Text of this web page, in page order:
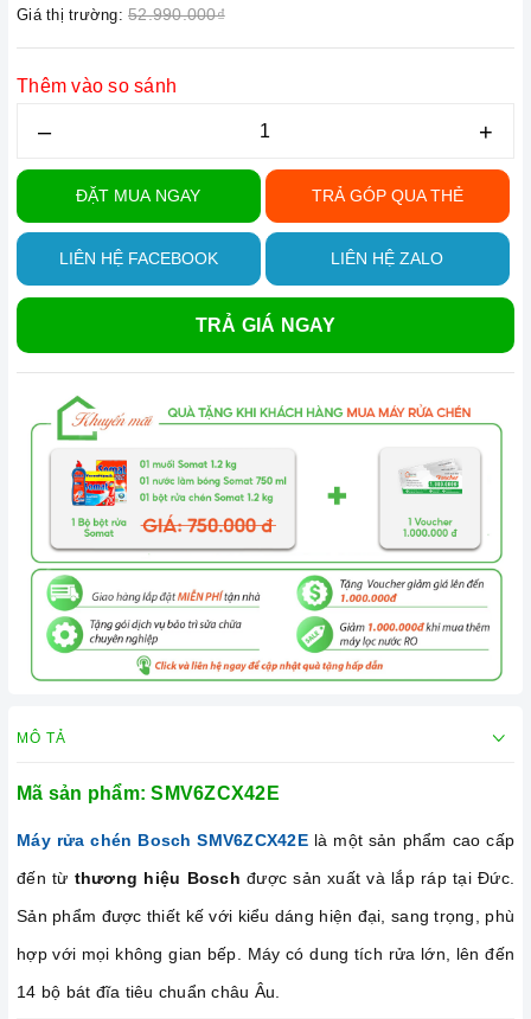
Giá thị trường: 52.990.000₫
Thêm vào so sánh
– +
ĐẶT MUA NGAY TRẢ GÓP QUA THẺ
LIÊN HỆ FACEBOOK LIÊN HỆ ZALO
TRẢ GIÁ NGAY
MÔ TẢ
Mã sản phẩm:SMV6ZCX42E
Máy rửa chén Bosch SMV6ZCX42E là một sản phẩm cao cấp
đến từ thương hiệu Bosch được sản xuất và lắp ráp tại Đức.
Sản phẩm được thiết kế với kiểu dáng hiện đại, sang trọng, phù
hợp với mọi không gian bếp. Máy có dung tích rửa lớn, lên đến
14 bộ bát đĩa tiêu chuẩn châu Âu.